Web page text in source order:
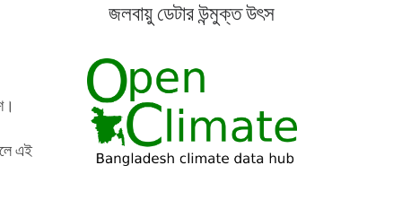
এই
জলবায়ু ডেটার উন্মুক্ত উৎস